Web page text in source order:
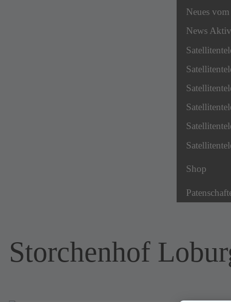
Neues
News
Shop
Storchenhof